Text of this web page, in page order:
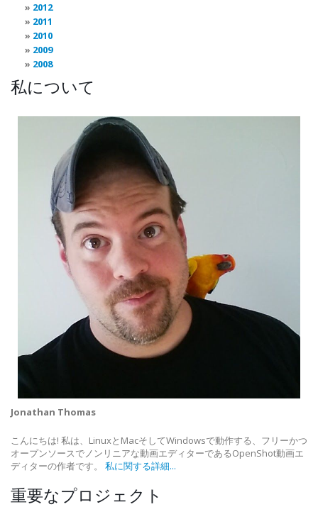
2012
2011
2010
2009
2008
私について
Jonathan Thomas
こんにちは! 私は、LinuxとMacそしてWindowsで動作する、フリーかつ
オープンソースでノンリニアな動画エディターであるOpenShot動画エ
ディターの作者です。 私に関する詳細...
重要なプロジェクト